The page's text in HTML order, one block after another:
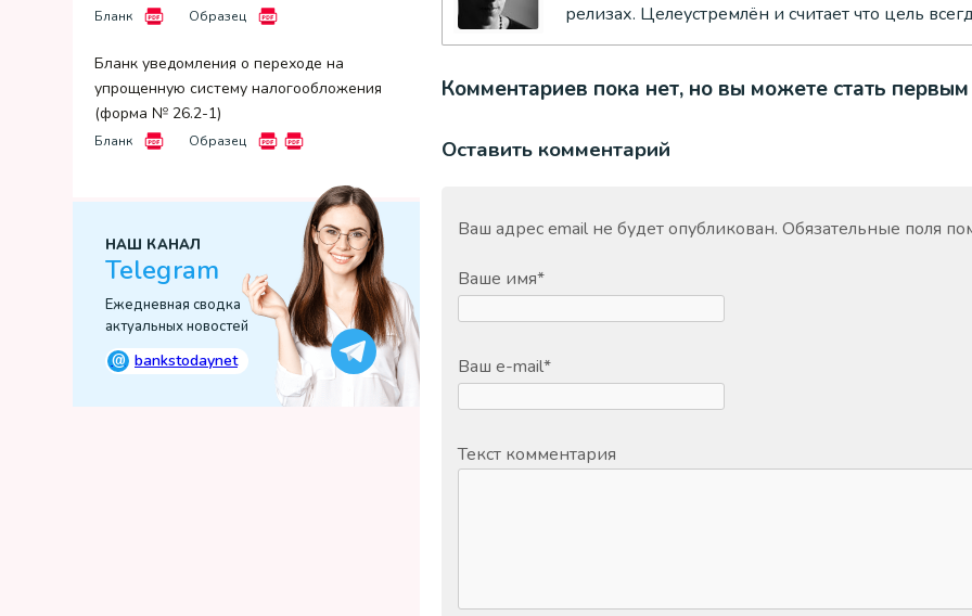
Бланк Образец
Бланк уведомления о переходе на
упрощенную систему налогообложения
(форма № 26.2-1)
Бланк Образец
НАШ КАНАЛ
Telegram
Ежедневная сводка
актуальных новостей
@ bankstodaynet
релизах. Целеустремлён и считает что цель
Комментариев пока нет, но вы можете стать первым
Оставить комментарий
Ваш адрес email не будет опубликован. Обязательные поля
Ваше имя*
Ваш e-mail*
Текст комментария